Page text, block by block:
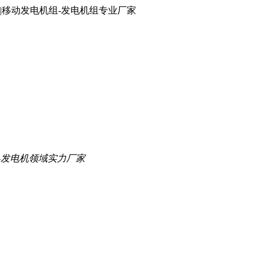
动发电机组-发电机组专业厂家
电机领域实力厂家